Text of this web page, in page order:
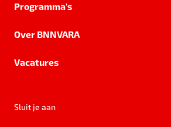
Programma's
Over BNNVARA
Vacatures
Sluit je aan